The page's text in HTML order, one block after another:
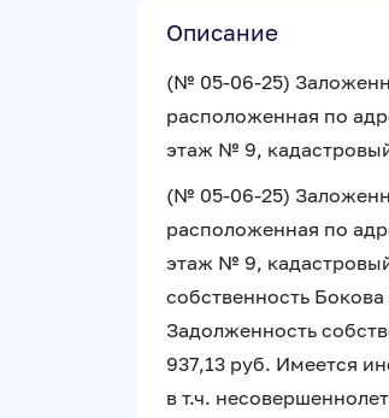
Описание
(№ 05-06-25)
расположенная по
этаж № 9,
(№ 05-06-25)
расположенная по
этаж № 9,
собственность
Задолженность
937,13 руб. Имеется
в т.ч.